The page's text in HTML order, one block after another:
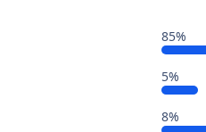
85%
5%
8%